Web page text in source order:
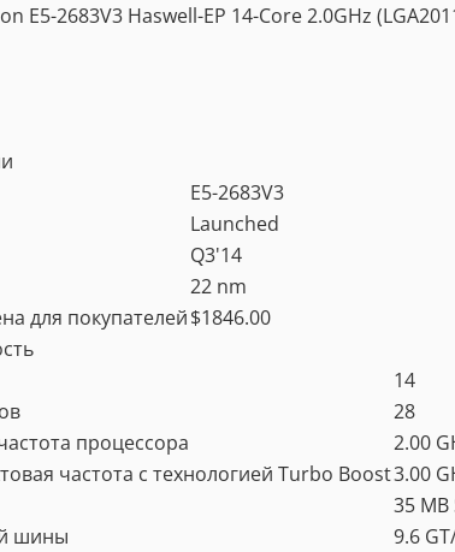
E5-2683V3 Haswell-EP 14-Core 2.0GHz
E5-2683V3
Launched
Q3'14
22 nm
для покупателей$1846.00
14
28
процессора
2.00
частота с технологией Turbo Boost3.00
35
шины
9.6